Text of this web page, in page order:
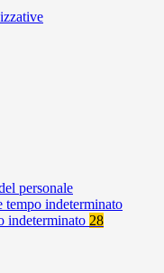
personale
tempo indeterminato
indeterminato 28